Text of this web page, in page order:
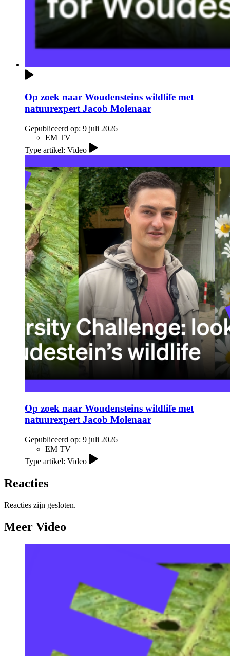
Op zoek naar Woudensteins wildlife met
natuurexpert Jacob Molenaar
Gepubliceerd op: 9 juli 2026
EM TV
Type artikel: Video
Op zoek naar Woudensteins wildlife met
natuurexpert Jacob Molenaar
Gepubliceerd op: 9 juli 2026
EM TV
Type artikel: Video
Reacties
Reacties zijn gesloten.
Meer Video